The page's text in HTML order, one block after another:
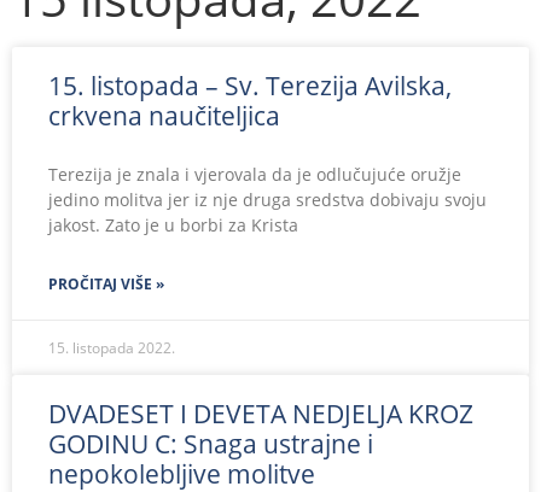
15. listopada – Sv. Terezija Avilska,
crkvena naučiteljica
Terezija je znala i vjerovala da je odlučujuće oružje
jedino molitva jer iz nje druga sredstva dobivaju svoju
jakost. Zato je u borbi za Krista
PROČITAJ VIŠE »
15. listopada 2022.
DVADESET I DEVETA NEDJELJA KROZ
GODINU C: Snaga ustrajne i
nepokolebljive molitve